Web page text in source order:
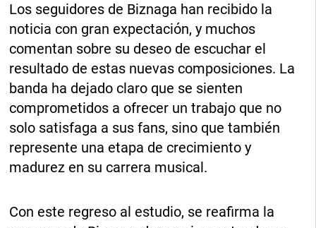
Los seguidores de Biznaga han recibido la
noticia con gran expectación, y muchos
comentan sobre su deseo de escuchar el
resultado de estas nuevas composiciones. La
banda ha dejado claro que se sienten
comprometidos a ofrecer un trabajo que no
solo satisfaga a sus fans, sino que también
represente una etapa de crecimiento y
madurez en su carrera musical.
Con este regreso al estudio, se reafirma la